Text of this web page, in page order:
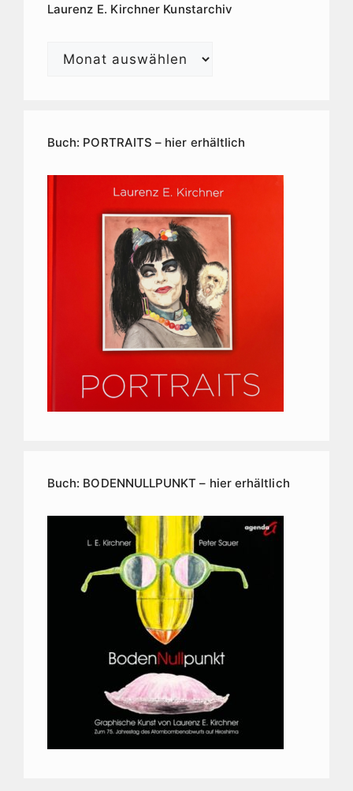
Laurenz E. Kirchner Kunstarchiv
Laurenz
Buch: PORTRAITS – hier erhältlich
Buch: BODENNULLPUNKT – hier erhältlich